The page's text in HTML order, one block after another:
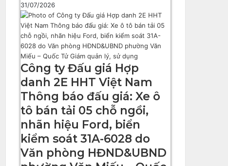
31/07/2026
Công ty Đấu giá Hợp
danh 2E HHT Việt Nam
Thông báo đấu giá: Xe ô
tô bán tải 05 chỗ ngồi,
nhãn hiệu Ford, biển
kiểm soát 31A-6028 do
Văn phòng HĐND&UBND